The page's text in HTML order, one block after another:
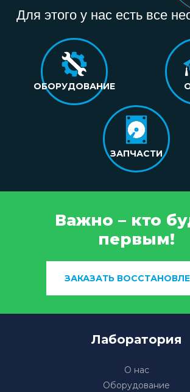
Для этого у нас есть все
ОБОРУДОВАНИЕ
ЗАПЧАСТИ
Важно – кто
первым!
ЗАКАЗАТЬ
Лаборатория
О нас
Оборудование